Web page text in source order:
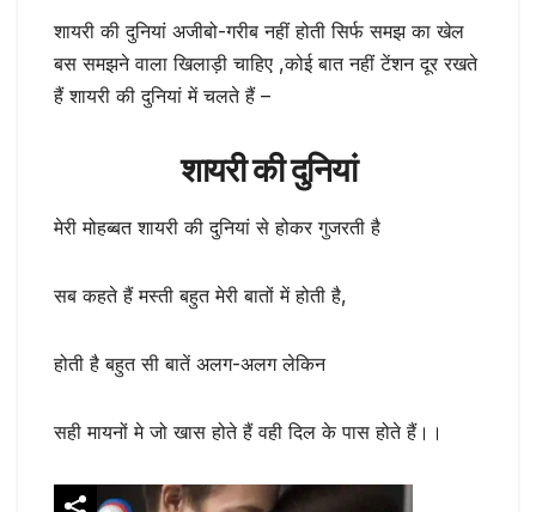
शायरी की दुनियां अजीबो-गरीब नहीं होती सिर्फ समझ का खेल
बस समझने वाला खिलाड़ी चाहिए ,कोई बात नहीं टेंशन दूर रखते
हैं शायरी की दुनियां में चलते हैं –
शायरी की दुनियां
मेरी मोहब्बत शायरी की दुनियां से होकर गुजरती है
सब कहते हैं मस्ती बहुत मेरी बातों में होती है,
होती है बहुत सी बातें अलग-अलग लेकिन
सही मायनों मे जो खास होते हैं वही दिल के पास होते हैं।।